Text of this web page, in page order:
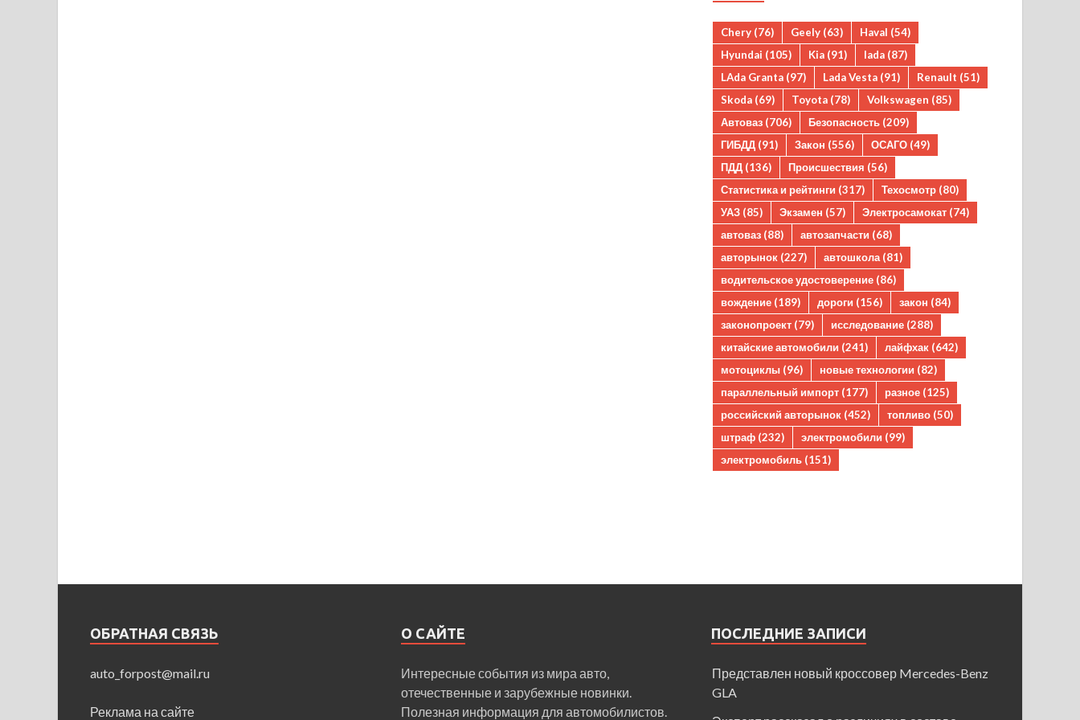
Chery (76) Geely (63) Haval (54)
Hyundai (105) Kia (91) lada (87)
LAda Granta (97) Lada Vesta (91) Renault (51)
Skoda (69) Toyota (78) Volkswagen (85)
Автоваз (706) Безопасность (209)
ГИБДД (91) Закон (556) ОСАГО (49)
ПДД (136) Происшествия (56)
Статистика и рейтинги (317) Техосмотр (80)
УАЗ (85) Экзамен (57) Электросамокат (74)
автоваз (88) автозапчасти (68)
авторынок (227) автошкола (81)
водительское удостоверение (86)
вождение (189) дороги (156) закон (84)
законопроект (79) исследование (288)
китайские автомобили (241) лайфхак (642)
мотоциклы (96) новые технологии (82)
параллельный импорт (177) разное (125)
российский авторынок (452) топливо (50)
штраф (232) электромобили (99)
электромобиль (151)
ОБРАТНАЯ СВЯЗЬ
auto_forpost@mail.ru
Реклама на сайте
О САЙТЕ
Интересные события из мира авто,
отечественные и зарубежные новинки.
Полезная информация для автомобилистов.
ПОСЛЕДНИЕ ЗАПИСИ
Представлен новый кроссовер Mercedes-Benz
GLA